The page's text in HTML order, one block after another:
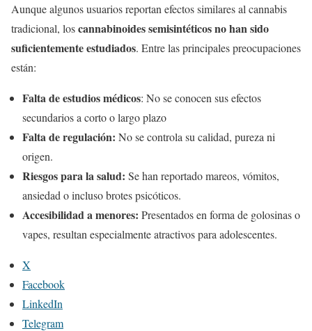
Aunque algunos usuarios reportan efectos similares al cannabis
tradicional, loscannabinoides semisintéticos no han sido
suficientemente estudiados. Entre las principales preocupaciones
están:
Falta de estudios médicos: No se conocen sus efectos
secundarios a corto o largo plazo
Falta de regulación: No se controla su calidad, pureza ni
origen.
Riesgos para la salud: Se han reportado mareos, vómitos,
ansiedad o incluso brotes psicóticos.
Accesibilidad a menores: Presentados en forma de golosinas o
vapes, resultan especialmente atractivos para adolescentes.
X
Facebook
LinkedIn
Telegram